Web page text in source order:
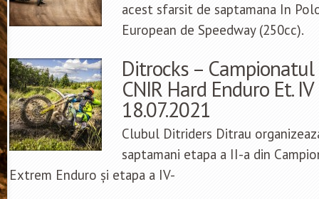
acest sfarsit de saptamana In
European de Speedway (250cc).
Ditrocks –
CNIR Hard Enduro Et.
18.07.2021
Clubul Ditriders Ditrau
saptamani etapa a II-a din
Extrem Enduro și etapa a IV-